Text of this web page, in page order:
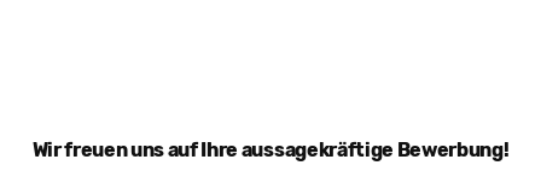
Wir freuen uns auf Ihre aussagekräftige Bewerbung!